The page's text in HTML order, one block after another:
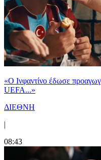
«Ο Ινφαντίνο έδωσε
UEFA...»
ΔΙΕΘΝΗ
|
08:43